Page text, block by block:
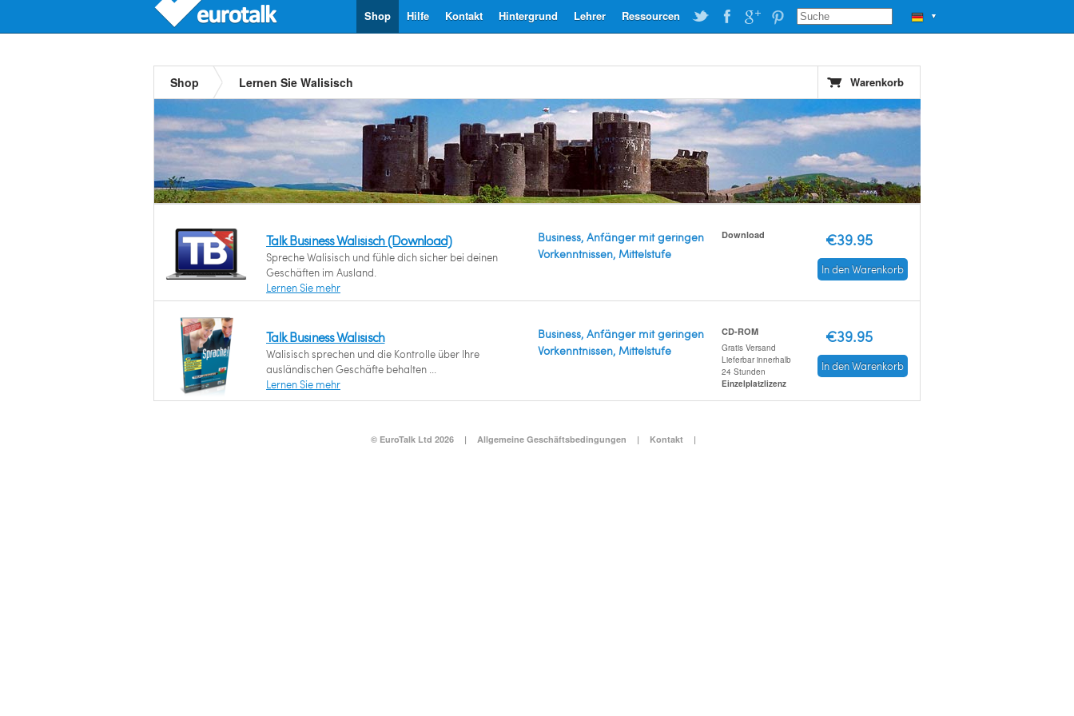
▼
Ressourcen
Lehrer
Hintergrund
Kontakt
Hilfe
Shop
Shop Lernen Sie Walisisch Warenkorb
Talk Business Walisisch (Download)
Spreche Walisisch und fühle dich sicher bei deinen
Geschäften im Ausland.
Lernen Sie mehr
Business, Anfänger mit geringen
Vorkenntnissen, Mittelstufe
Download €39.95
In den Warenkorb
Talk Business Walisisch
Walisisch sprechen und die Kontrolle über Ihre
ausländischen Geschäfte behalten ...
Lernen Sie mehr
Business, Anfänger mit geringen
Vorkenntnissen, Mittelstufe
CD-ROM
Gratis Versand
Lieferbar innerhalb
24 Stunden
Einzelplatzlizenz
€39.95
In den Warenkorb
© EuroTalk Ltd 2026 | Allgemeine Geschäftsbedingungen | Kontakt |